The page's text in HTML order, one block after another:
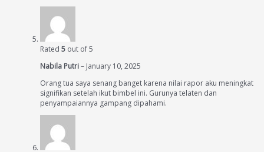
Rated 5 out of 5
Nabila Putri– January 10, 2025
Orang tua saya senang banget karena nilai rapor aku meningkat
signifikan setelah ikut bimbel ini. Gurunya telaten dan
penyampaiannya gampang dipahami.